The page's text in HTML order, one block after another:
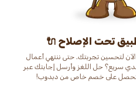
تحت الإصلاح 🔌
لتحسين تجربتك. حتى ننتهي أعمال
سريع؟ حل اللغز وأرسل إجابتك عبر
لتحصل على خصم خاص من دبدوب!